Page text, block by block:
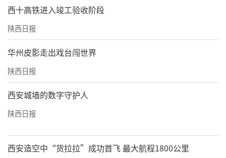
西十高铁进入竣工验收阶段
陕西日报
华州皮影走出戏台闯世界
陕西日报
西安城墙的数字守护人
陕西日报
西安造空中“货拉拉”成功首飞 最大航程1800公里